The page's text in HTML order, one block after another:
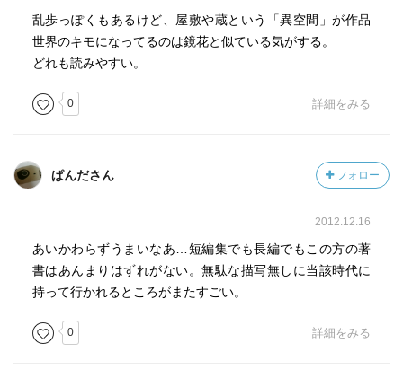
乱歩っぽくもあるけど、屋敷や蔵という「異空間」が作品
世界のキモになってるのは鏡花と似ている気がする。
どれも読みやすい。
0 詳細をみる
ぱんださん フォロー
2012.12.16
あいかわらずうまいなあ…短編集でも長編でもこの方の著
書はあんまりはずれがない。無駄な描写無しに当該時代に
持って行かれるところがまたすごい。
0 詳細をみる